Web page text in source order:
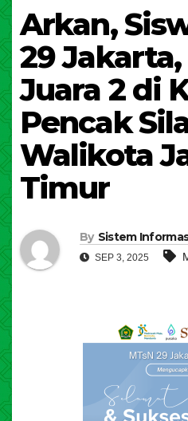
Arkan,
29 Jakarta,
Juara 2 di
Pencak
Walikota
Timur
By Sistem
SEP 3, 2025